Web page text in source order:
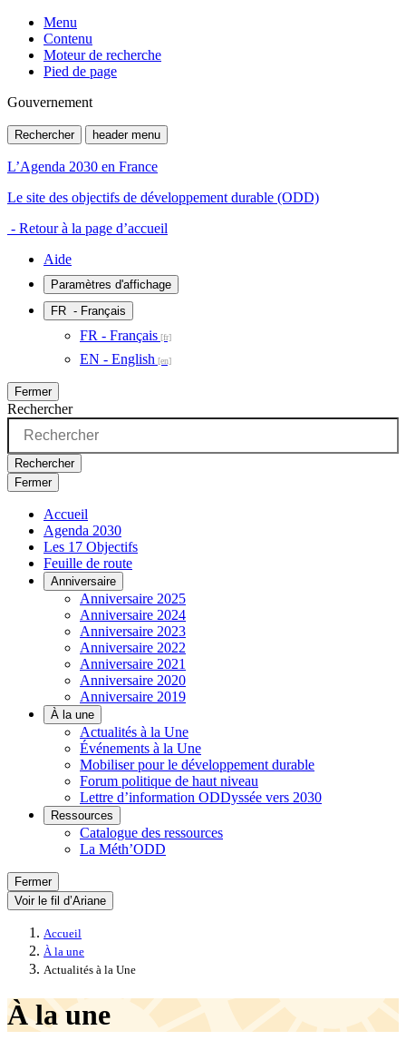
Menu
Contenu
Moteur de recherche
Pied de page
Gouvernement
Rechercher header menu
L’Agenda 2030 en France
Le site des objectifs de développement durable (ODD)
- Retour à la page d’accueil
Aide
Paramètres d'affichage
FR - Français
FR - Français
EN - English
Fermer
Rechercher
Rechercher
Fermer
Accueil
Agenda 2030
Les 17 Objectifs
Feuille de route
Anniversaire
Anniversaire 2025
Anniversaire 2024
Anniversaire 2023
Anniversaire 2022
Anniversaire 2021
Anniversaire 2020
Anniversaire 2019
À la une
Actualités à la Une
Événements à la Une
Mobiliser pour le développement durable
Forum politique de haut niveau
Lettre d’information ODDyssée vers 2030
Ressources
Catalogue des ressources
La Méth’ODD
Fermer
Voir le fil d’Ariane
Accueil
À la une
Actualités à la Une
À la une